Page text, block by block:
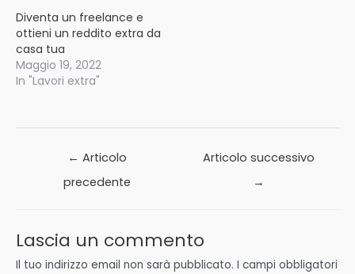
Diventa un freelance e
ottieni un reddito extra da
casa tua
Maggio 19, 2022
In "Lavori extra"
← Articolo
precedente
Articolo successivo
→
Lascia un commento
Il tuo indirizzo email non sarà pubblicato. I campi obbligatori